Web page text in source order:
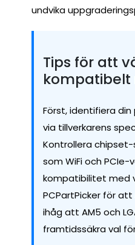
undvika
Tips för att
Först, identifiera
via tillverkarens
Kontrollera
som WiFi och PCIe-
kompatibilitet med
PCPartPicker för
ihåg att AM5 och
framtidssäkra val